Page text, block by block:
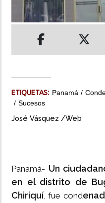
IMPRESO
ETIQUETAS: Panamá
Sucesos
José Vásquez /Web
Panamá- Un
en el distrito de
Chiriquí, fue cond